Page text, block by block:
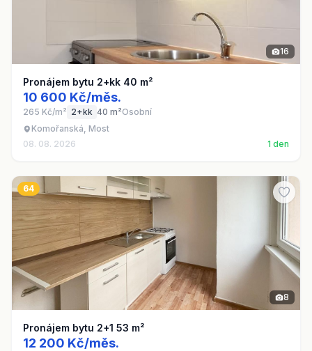
16
Pronájem bytu 2+kk 40 m²
10 600 Kč/měs.
265 Kč/m² 2+kk 40 m²Osobní
Komořanská, Most
08. 08. 2026
1 den
64
8
Pronájem bytu 2+1 53 m²
12 200 Kč/měs.